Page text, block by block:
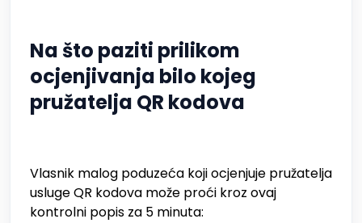
Na što paziti prilikom
ocjenjivanja bilo kojeg
pružatelja QR kodova
Vlasnik malog poduzeća koji ocjenjuje pružatelja
usluge QR kodova može proći kroz ovaj
kontrolni popis za 5 minuta: